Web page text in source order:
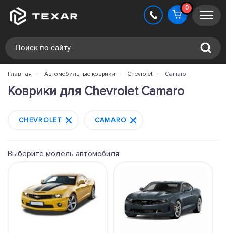
0
Главная Автомобильные коврики Chevrolet Camaro
Коврики для Chevrolet Camaro
CHEVROLET CAMARO